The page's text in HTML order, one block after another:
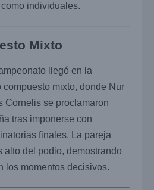
individuales.
Mixto
llegó en la
mixto, donde Nur
Cornelis se proclamaron
tras imponerse con
finales. La pareja
alto del podio, demostrando
los momentos decisivos.